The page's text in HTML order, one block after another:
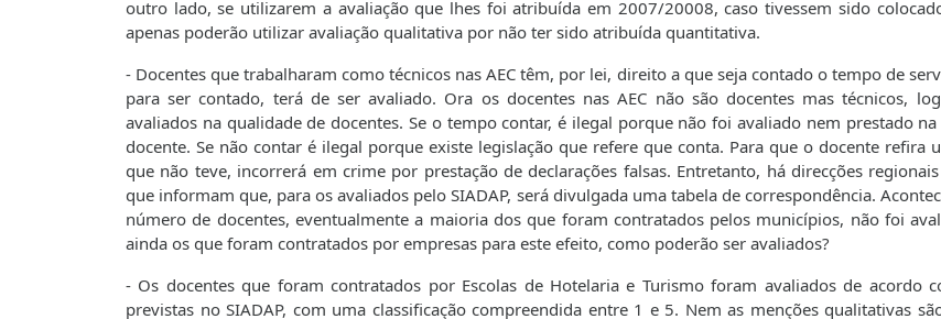
outro lado, se utilizarem a avaliação que lhes foi atribuída em 2007/20008, caso tivessem sido
apenas poderão utilizar avaliação qualitativa por não ter sido atribuída quantitativa.
- Docentes que trabalharam como técnicos nas AEC têm, por lei, direito a que seja contado o tempo de
para ser contado, terá de ser avaliado. Ora os docentes nas AEC não são docentes mas técnicos,
avaliados na qualidade de docentes. Se o tempo contar, é ilegal porque não foi avaliado nem prestado
docente. Se não contar é ilegal porque existe legislação que refere que conta. Para que o docente refira
que não teve, incorrerá em crime por prestação de declarações falsas. Entretanto, há direcções
que informam que, para os avaliados pelo SIADAP, será divulgada uma tabela de correspondência.
número de docentes, eventualmente a maioria dos que foram contratados pelos municípios, não foi
ainda os que foram contratados por empresas para este efeito, como poderão ser avaliados?
- Os docentes que foram contratados por Escolas de Hotelaria e Turismo foram avaliados de acordo
previstas no SIADAP, com uma classificação compreendida entre 1 e 5. Nem as menções qualitativas